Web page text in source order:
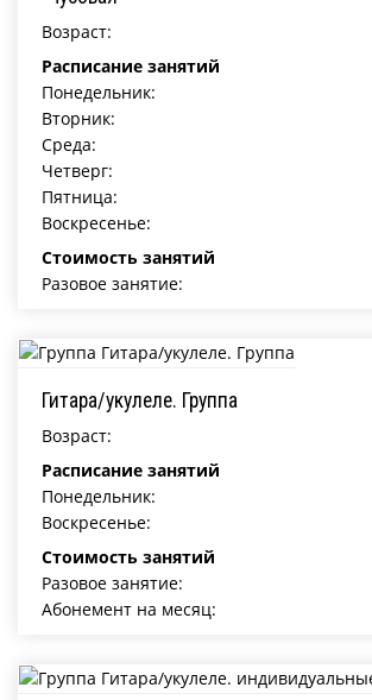
Возраст:
Расписание занятий
Понедельник:
Вторник:
Среда:
Четверг:
Пятница:
Воскресенье:
Стоимость занятий
Разовое занятие:
Гитара/укулеле. Группа
Возраст:
Расписание занятий
Понедельник:
Воскресенье:
Стоимость занятий
Разовое занятие:
Абонемент на месяц: